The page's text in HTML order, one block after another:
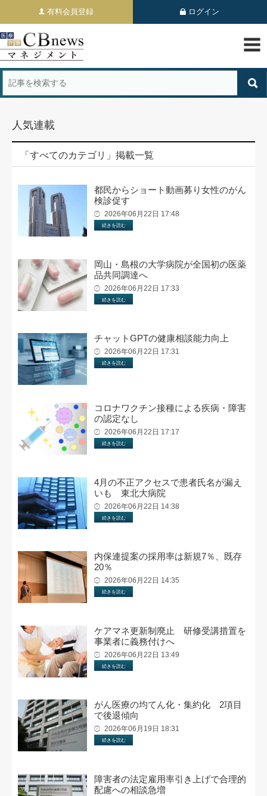
有料会員登録 ログイン
人気連載
「すべてのカテゴリ」掲載一覧
都民からショート動画募り女性のがん
検診促す
2026年06月22日 17:48
続きを読む
岡山・島根の大学病院が全国初の医薬
品共同調達へ
2026年06月22日 17:33
続きを読む
チャットGPTの健康相談能力向上
2026年06月22日 17:31
続きを読む
コロナワクチン接種による疾病・障害
の認定なし
2026年06月22日 17:17
続きを読む
4月の不正アクセスで患者氏名が漏え
いも 東北大病院
2026年06月22日 14:38
続きを読む
内保連提案の採用率は新規7％、既存
20％
2026年06月22日 14:35
続きを読む
ケアマネ更新制廃止 研修受講措置を
事業者に義務付けへ
2026年06月22日 13:49
続きを読む
がん医療の均てん化・集約化 2項目
で後退傾向
2026年06月19日 18:31
続きを読む
障害者の法定雇用率引き上げで合理的
配慮への相談急増